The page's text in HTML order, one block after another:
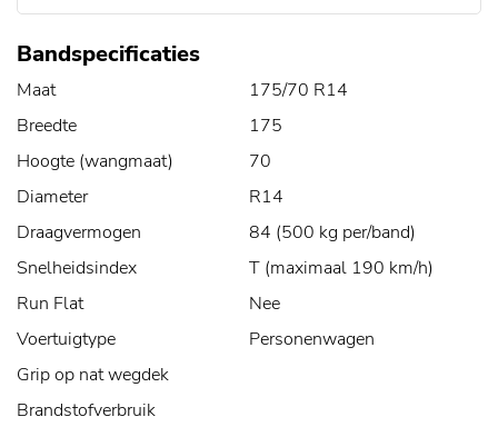
Bandspecificaties
Maat
175/70 R14
Breedte
175
Hoogte (wangmaat)
70
Diameter
R14
Draagvermogen
84 (500 kg per/band)
Snelheidsindex
T (maximaal 190 km/h)
Run Flat
Nee
Voertuigtype
Personenwagen
Grip op nat wegdek
Brandstofverbruik